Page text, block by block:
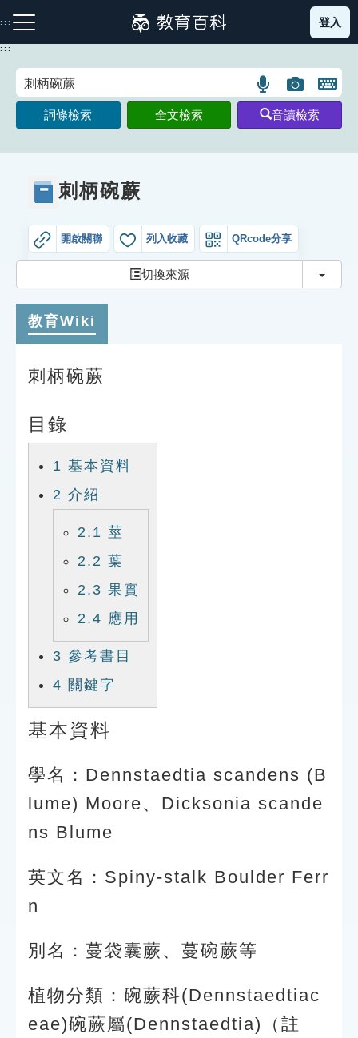
到
主
:::
注音索引圖示 筆畫索引圖示 部首索引表圖示
網站導覽
生字詞彙表
成語故事
索引選單
單字索引
生命大百科索引
遊戲專區
貓頭鷹博士
登入
:::
語
言
搜
圖
片
搜
開
鍵
詞條檢索 全文檢索 音讀檢索
刺柄碗蕨
開啟關聯 列入收藏 QRcode分享
切換來源 切換
教育Wiki
刺柄碗蕨
目錄
1 基本資料
2 介紹
2.1 莖
2.2 葉
2.3 果實
2.4 應用
3 參考書目
4 關鍵字
基本資料
學名：Dennstaedtia scandens (B
lume) Moore、Dicksonia scande
ns Blume
英文名：Spiny-stalk Boulder Ferr
n
別名：蔓袋囊蕨、蔓碗蕨等
植物分類：碗蕨科(Dennstaedtiac
eae)碗蕨屬(Dennstaedtia)（註